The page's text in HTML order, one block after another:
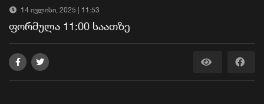
14 ივლისი, 2025 | 11:53
ფორმულა 11:00 საათზე